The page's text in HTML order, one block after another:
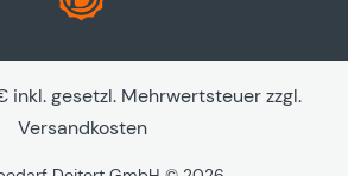
inkl. gesetzl. Mehrwertsteuer zzgl.
Versandkosten